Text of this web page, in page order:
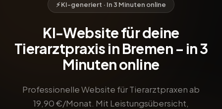
⚡ KI-generiert · In 3 Minuten online
KI-Website für deine
Tierarztpraxis in Bremen – in 3
Minuten online
Professionelle Website für Tierarztpraxen ab
19,90 €/Monat. Mit Leistungsübersicht,